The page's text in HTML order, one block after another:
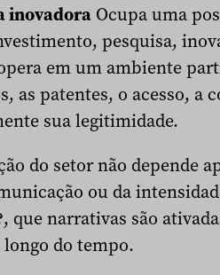
inovadoraOcupa uma
pesquisa,
em um ambiente
as patentes, o acesso,
sua legitimidade.
do setor não depende
ou da
, que narrativas são
do tempo.